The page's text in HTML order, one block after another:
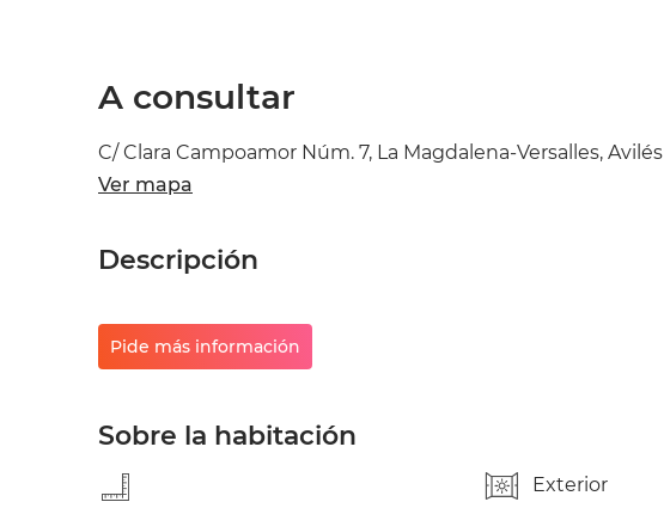
A consultar
C/ Clara Campoamor Núm. 7, La Magdalena-Versalles, Avilés
Ver mapa
Descripción
Pide más información
Sobre la habitación
Exterior